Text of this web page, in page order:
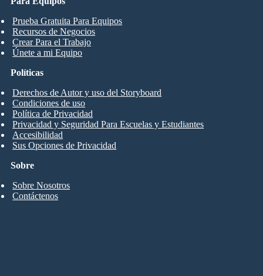
Prueba Gratuita Para Equipos
Recursos de Negocios
Crear Para el Trabajo
Únete a mi Equipo
Sobre
Sobre Nosotros
Contáctenos
Políticas
Derechos de Autor y uso del Storyboard
Condiciones de uso
Política de Privacidad
Privacidad y Seguridad Para Escuelas y Estudiantes
Accesibilidad
Sus Opciones de Privacidad